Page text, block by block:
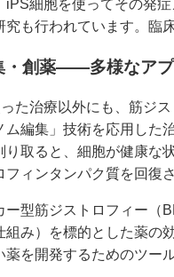
iPS細胞を使ってその発
究も行われています。臨
・創薬——多様なア
た治療以外にも、筋ジ
ム編集」技術を応用した
り取ると、細胞が健康な
フィンタンパク質を回復
ー型筋ジストロフィー（
組み）を標的とした薬の
薬を開発するためのツー